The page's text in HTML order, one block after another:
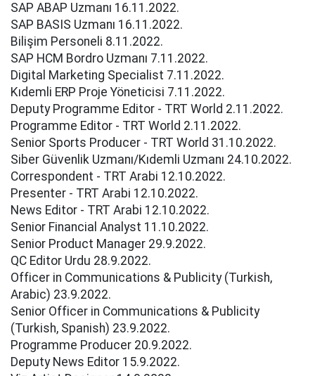
SAP ABAP Uzmanı 16.11.2022.
SAP BASIS Uzmanı 16.11.2022.
Bilişim Personeli 8.11.2022.
SAP HCM Bordro Uzmanı 7.11.2022.
Digital Marketing Specialist 7.11.2022.
Kıdemli ERP Proje Yöneticisi 7.11.2022.
Deputy Programme Editor - TRT World 2.11.2022.
Programme Editor - TRT World 2.11.2022.
Senior Sports Producer - TRT World 31.10.2022.
Siber Güvenlik Uzmanı/Kıdemli Uzmanı 24.10.2022.
Correspondent - TRT Arabi 12.10.2022.
Presenter - TRT Arabi 12.10.2022.
News Editor - TRT Arabi 12.10.2022.
Senior Financial Analyst 11.10.2022.
Senior Product Manager 29.9.2022.
QC Editor Urdu 28.9.2022.
Officer in Communications & Publicity (Turkish,
Arabic) 23.9.2022.
Senior Officer in Communications & Publicity
(Turkish, Spanish) 23.9.2022.
Programme Producer 20.9.2022.
Deputy News Editor 15.9.2022.